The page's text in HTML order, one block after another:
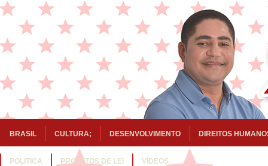
BRASIL CULTURA; DESENVOLVIMENTO DIREITOS
POLITICA PROJETOS DE LEI VÍDEOS